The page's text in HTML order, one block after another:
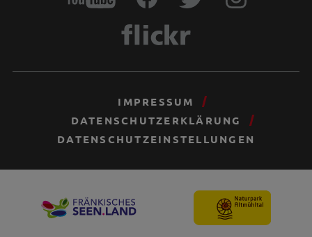
IMPRESSUM
DATENSCHUTZERKLÄRUNG
DATENSCHUTZEINSTELLUNGEN